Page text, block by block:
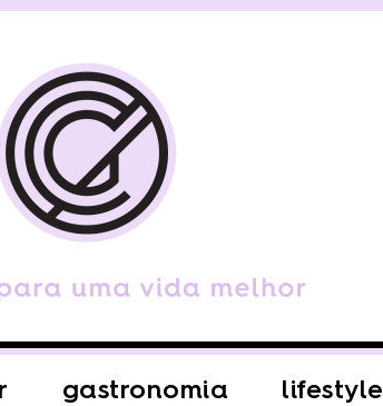
gastronomia lifestyle